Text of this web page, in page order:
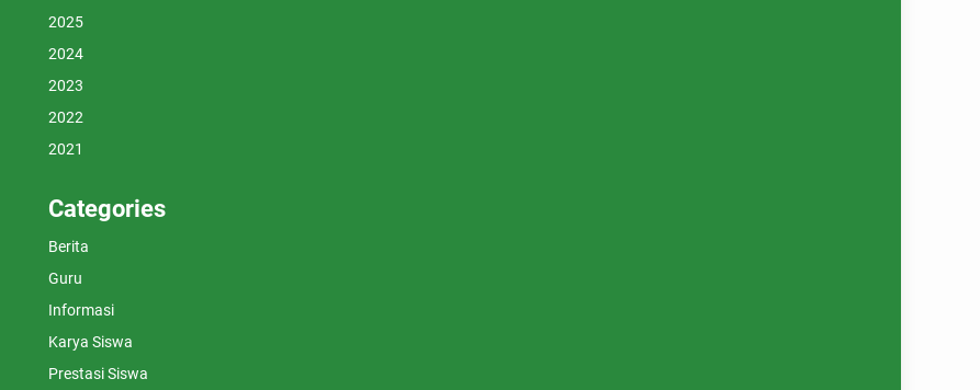
2025
2024
2023
2022
2021
Categories
Berita
Guru
Informasi
Karya Siswa
Prestasi Siswa